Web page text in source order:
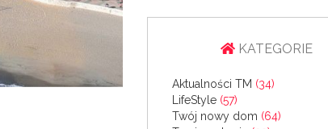
KATEGORIE
Aktualności TM (34)
LifeStyle (57)
Twój nowy dom (64)